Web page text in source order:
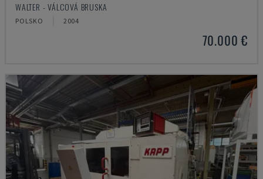
WALTER - VÁLCOVÁ BRUSKA
POLSKO 2004
70.000 €